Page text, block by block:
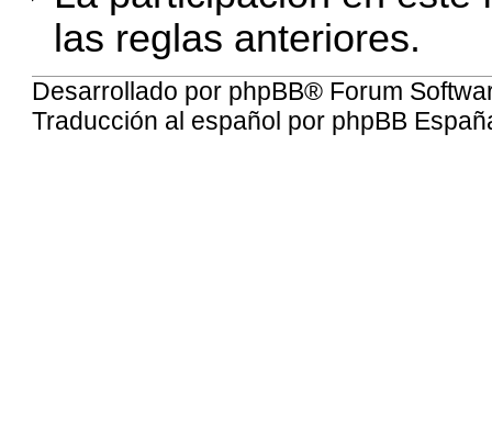
las reglas anteriores.
Desarrollado por phpBB® Forum
Traducción al español por phpBB